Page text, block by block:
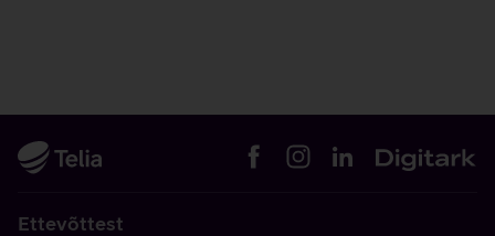
Ettevõttest